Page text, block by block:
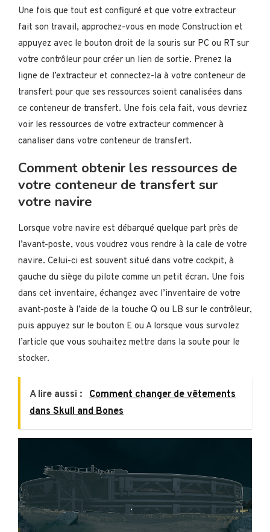
Une fois que tout est configuré et que votre extracteur
fait son travail, approchez-vous en mode Construction et
appuyez avec le bouton droit de la souris sur PC ou RT sur
votre contrôleur pour créer un lien de sortie. Prenez la
ligne de l’extracteur et connectez-la à votre conteneur de
transfert pour que ses ressources soient canalisées dans
ce conteneur de transfert. Une fois cela fait, vous devriez
voir les ressources de votre extracteur commencer à
canaliser dans votre conteneur de transfert.
Comment obtenir les ressources de
votre conteneur de transfert sur
votre navire
Lorsque votre navire est débarqué quelque part près de
l’avant-poste, vous voudrez vous rendre à la cale de votre
navire. Celui-ci est souvent situé dans votre cockpit, à
gauche du siège du pilote comme un petit écran. Une fois
dans cet inventaire, échangez avec l’inventaire de votre
avant-poste à l’aide de la touche Q ou LB sur le contrôleur,
puis appuyez sur le bouton E ou A lorsque vous survolez
l’article que vous souhaitez mettre dans la soute pour le
stocker.
A lire aussi : Comment changer de vêtements
dans Skull and Bones